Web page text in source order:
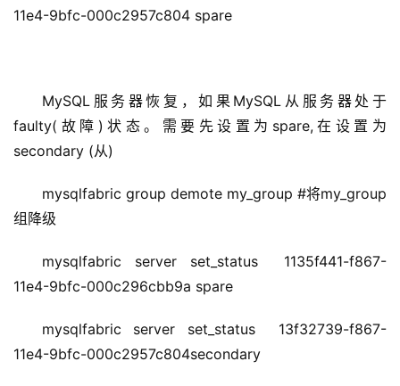
11e4-9bfc-000c2957c804 spare
MySQL服务器恢复，如果MySQL从服务器处于
faulty(故障)状态。需要先设置为spare,在设置为
secondary (从)
mysqlfabric group demote my_group #将my_group
组降级
mysqlfabric server set_status  1135f441-f867-
11e4-9bfc-000c296cbb9a spare
mysqlfabric server set_status  13f32739-f867-
11e4-9bfc-000c2957c804secondary